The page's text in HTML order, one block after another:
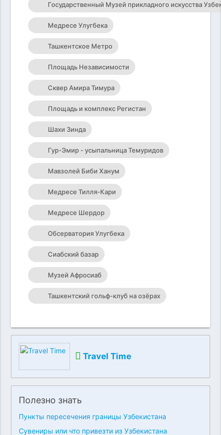
Государственный Музей прикладного искусства
Медресе Улугбека
Ташкентское Метро
Площадь Независимости
Сквер Амира Тимура
Площадь и комплекс Регистан
Шахи Зинда
Гур-Эмир - усыпальница Темуридов
Мавзолей Биби Ханум
Медресе Тилля-Кари
Медресе Шердор
Обсерватория Улугбека
Сиабский базар
Музей Афросиаб
Ташкентский гольф-клуб на озёрах
Travel Time
Полезно знать
Пункты пересечения границы Узбекистана
Сувениры или что привезти из Узбекистана